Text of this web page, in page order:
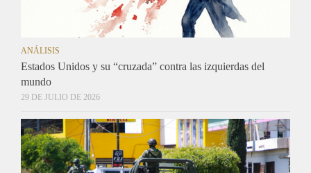
ANÁLISIS
Estados Unidos y su “cruzada” contra las izquierdas del
mundo
29 DE JULIO DE 2026